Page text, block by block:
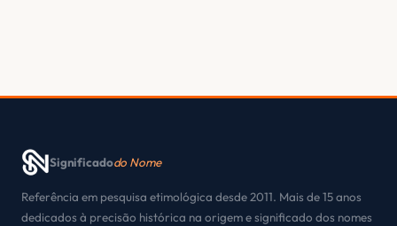
Significadodo Nome
Referência em pesquisa etimológica desde 2011. Mais de 15 anos
dedicados à precisão histórica na origem e significado dos nomes